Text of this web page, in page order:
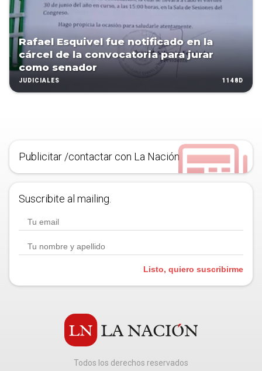
Rafael Esquivel fue notificado en la
cárcel de la convocatoria para jurar
como senador
JUDICIALES 1148D
Publicitar /contactar con La Nación
Suscribite al mailing.
Listo, quiero suscribirme
Todos los derechos reservados